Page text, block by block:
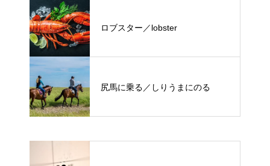
ロブスター／lobster
尻馬に乗る／しりうまにのる